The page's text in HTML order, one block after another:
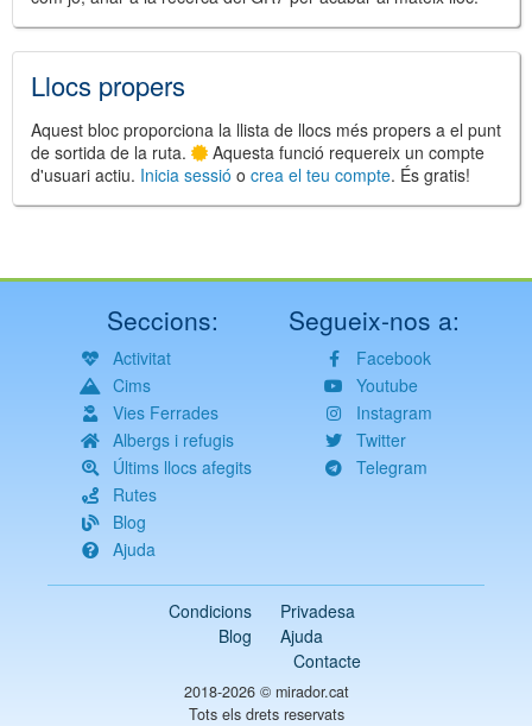
Llocs propers
Aquest bloc proporciona la llista de llocs més propers a el punt
de sortida de la ruta.
Aquesta funció requereix un compte
d'usuari actiu. Inicia sessió o crea el teu compte. És gratis!
Seccions:
Activitat
Cims
Vies Ferrades
Albergs i refugis
Últims llocs afegits
Rutes
Blog
Ajuda
Segueix-nos a:
Facebook
Youtube
Instagram
Twitter
Telegram
Condicions
Privadesa
Blog
Ajuda
Contacte
2018-2026 © mirador.cat
Tots els drets reservats